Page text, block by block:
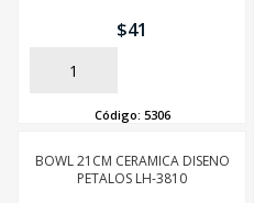
$41
AÑADIR
Código: 5306
BOWL 21CM CERAMICA DISENO
PETALOS LH-3810